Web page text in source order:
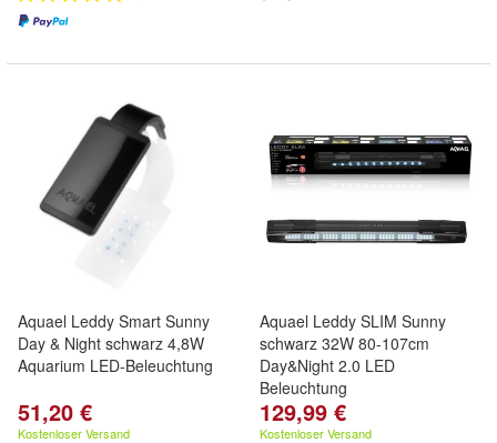
Aquael Leddy Smart Sunny
Day & Night schwarz 4,8W
Aquarium LED-Beleuchtung
51,20 €
Kostenloser Versand
Aquael Leddy SLIM Sunny
schwarz 32W 80-107cm
Day&Night 2.0 LED
Beleuchtung
129,99 €
Kostenloser Versand